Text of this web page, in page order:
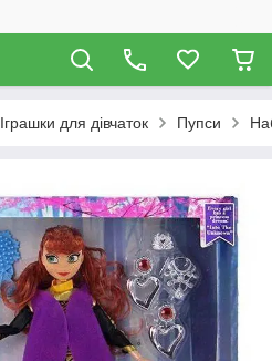
Іграшки для дівчаток Пупси